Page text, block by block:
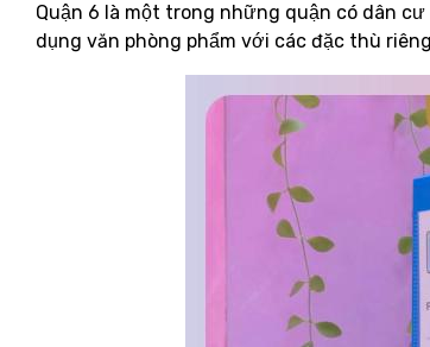
Quận 6 là một trong những quận có dân
dụng văn phòng phẩm với các đặc thù riêng